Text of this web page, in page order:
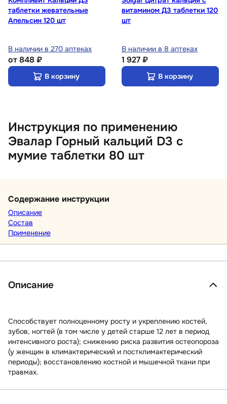
таблетки жевательные
Апельсин 120 шт
В наличии в 270 аптеках
от848 ₽
В корзину
витамином Д3 таблетки 120
шт
В наличии в 8 аптеках
1 927 ₽
В корзину
Инструкция по применению
Эвалар Горный кальций D3 с
мумие таблетки 80 шт
Содержание инструкции
Описание
Состав
Применение
Описание
Способствует полноценному росту и укреплению костей,
зубов, ногтей (в том числе у детей старше 12 лет в период
интенсивного роста); снижению риска развития остеопороза
(у женщин в климактерический и постклимактерический
периоды); восстановлению костной и мышечной ткани при
травмах.